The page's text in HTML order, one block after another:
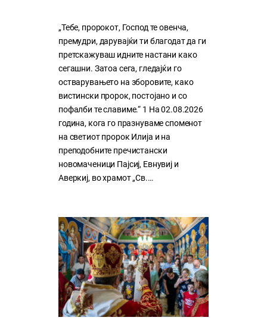
„Тебе, пророкот, Господ те овенча,
премудри, дарувајќи ти благодат да ги
претскажуваш идните настани како
сегашни. Затоа сега, гледајќи го
остварувањето на зборовите, како
вистински пророк, постојано и со
пофалби те славиме.“ 1 На 02.08.2026
година, кога го празнуваме споменот
на светиот пророк Илија и на
преподобните пречистански
новомаченици Пајсиј, Евнувиј и
Аверкиј, во храмот „Св.…